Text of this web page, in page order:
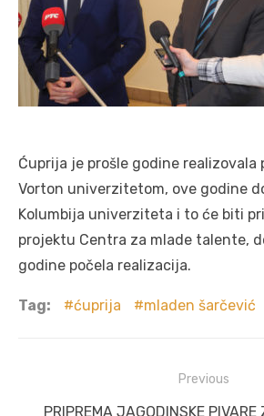
Ćuprija je prošle godine realizovala
Vorton univerzitetom, ove godine
Kolumbija univerziteta i to će biti
projektu Centra za mlade talente,
godine počela realizacija.
Tag: ćuprija mladen šarčević
navigation
Previous
Previous
PRIPREMA JAGODINSKE